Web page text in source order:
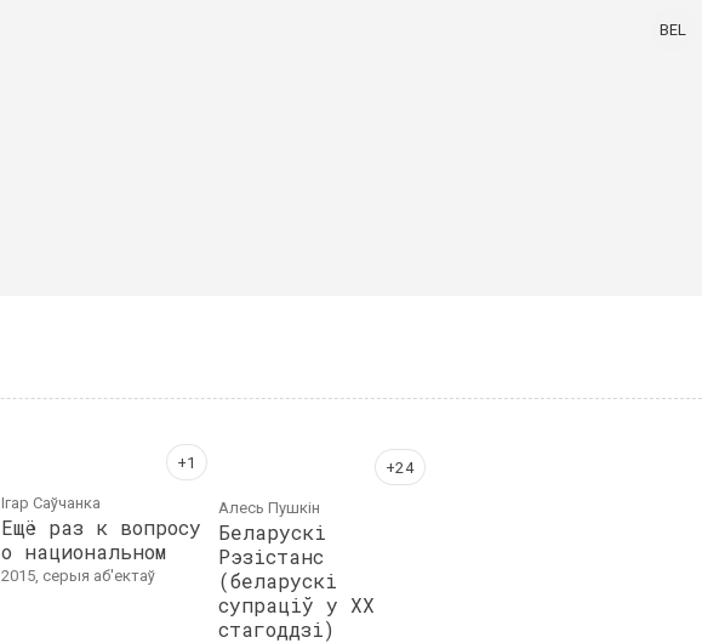
BEL
Ігар Саўчанка
Ещё раз к вопросу
о национальном
2015, серыя аб'ектаў
Алесь Пушкін
Беларускі
Рэзістанс
(беларускі
супраціў у XX
стагоддзі)